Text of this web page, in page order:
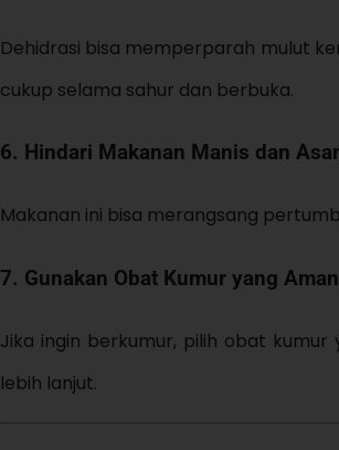
Dehidrasi bisa memperparah mulut
cukup selama sahur dan berbuka.
6. Hindari Makanan Manis dan
Makanan ini bisa merangsang
7. Gunakan Obat Kumur yang Aman
Jika ingin berkumur, pilih obat
lebih lanjut.